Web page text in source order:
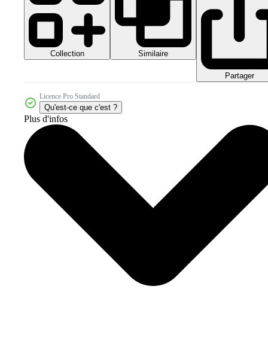
Collection Similaire
Partager
Licence Pro Standard
Qu'est-ce que c'est ?
Plus d'infos